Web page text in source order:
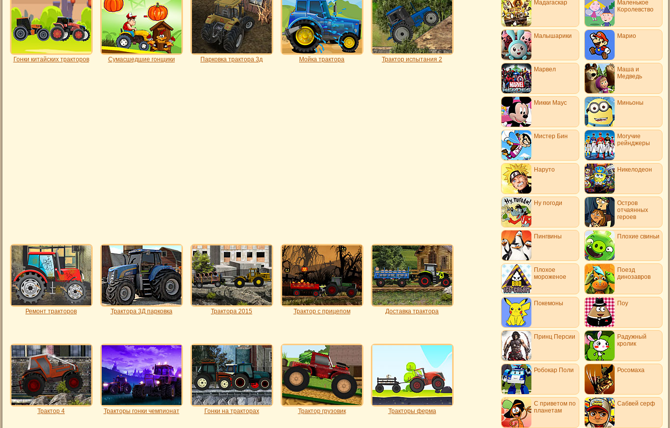
Гонки китайских тракторов Сумасшедшие гонщики Парковка трактора 3д Мойка трактора Трактор испытания 2
Ремонт тракторов Трактора 3Д парковка Трактора 2015 Трактор с прицепом Доставка трактора
Трактор 4 Тракторы гонки чемпионат Гонки на тракторах Трактор грузовик Тракторы ферма
Мадагаскар
Маленькое
Королевство
Малышарики Марио
Марвел
Маша и
Медведь
Микки Маус Миньоны
Мистер Бин
Могучие
рейнджеры
Наруто Никелодеон
Ну погоди
Остров
отчаянных
героев
Пингвины Плохие свиньи
Плохое
мороженое
Поезд
динозавров
Покемоны Поу
Принц Персии
Радужный
кролик
Робокар Поли Росомаха
С приветом по
планетам
Сабвей серф